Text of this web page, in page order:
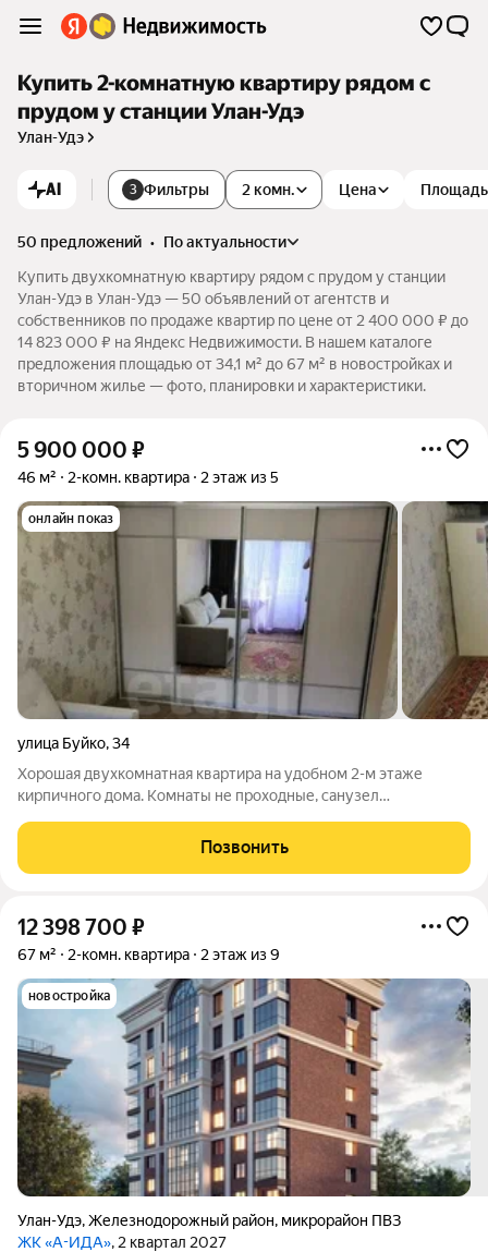
Купить 2-комнатную квартиру рядом с
прудом у станции Улан-Удэ
Улан-Удэ
AI 3 Фильтры 2 комн. Цена Площадь
50 предложений •
по актуальности
Купить двухкомнатную квартиру рядом с прудом у станции
Улан-Удэ в Улан-Удэ — 50 объявлений от агентств и
собственников по продаже квартир по цене от 2 400 000 ₽ до
14 823 000 ₽ на Яндекс Недвижимости. В нашем каталоге
предложения площадью от 34,1 м² до 67 м² в новостройках и
вторичном жилье — фото, планировки и характеристики.
5 900 000 ₽
46 м² 2-комн. квартира 2 этаж из 5
онлайн показ
улица Буйко,34
Хорошая двухкомнатная квартира на удобном 2-м этаже
кирпичного дома. Комнаты не проходные, санузел
Позвонить
12 398 700 ₽
67 м² 2-комн. квартира 2 этаж из 9
новостройка
Улан-Удэ,Железнодорожный район, микрорайон ПВЗ
ЖК «А-ИДА», 2 квартал 2027